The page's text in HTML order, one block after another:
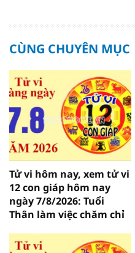
CÙNG CHUYÊN MỤC
Tử vi hôm nay, xem tử vi
12 con giáp hôm nay
ngày 7/8/2026: Tuổi
Thân làm việc chăm chỉ